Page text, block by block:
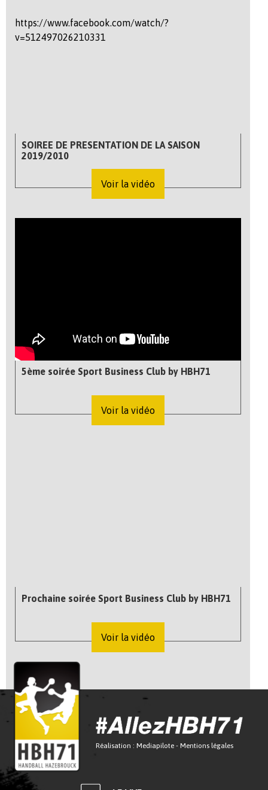
https://www.facebook.com/watch/?
v=512497026210331
SOIREE DE PRESENTATION DE LA SAISON
2019/2010
Voir la vidéo
5ème soirée Sport Business Club by HBH71
Voir la vidéo
Prochaine soirée Sport Business Club by HBH71
Voir la vidéo
Réalisation : Mediapilote - Mentions légales